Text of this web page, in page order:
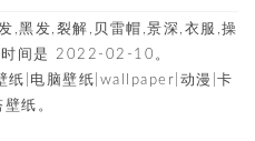
,黑发,裂解,贝雷帽,景深,衣服,操
间是 2022-02-10。
纸|电脑壁纸|wallpaper|动漫|卡
纸。